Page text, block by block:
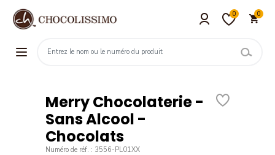
0 0
Merry Chocolaterie -
Sans Alcool -
Chocolats
Numéro de réf. : 3556-PL01XX